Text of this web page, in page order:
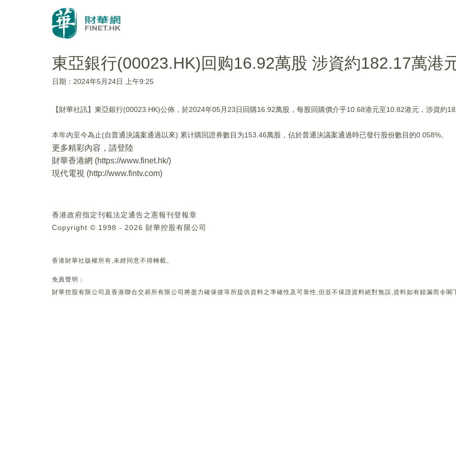
東亞銀行(00023.HK)回购16.92萬股 涉資約182.17萬港
日期：2024年5月24日 上午9:25
【財華社訊】東亞銀行(00023.HK)公佈，於2024年05月23日回購16.92萬股，每股回購價介乎10.68港元至10.82港元，涉資約
本年內至今為止(自普通決議案通過以來) 累计購回證券數目为153.46萬股，佔於普通決議案通過時已發行股份數目的0.058%。
更多精彩內容，請登陸
財華香港網 (https://www.finet.hk/)
現代電視 (http://www.fintv.com)
香港政府指定刊載法定通告之憲報刊登報章
Copyright © 1998 - 2026 財華控股有限公司
香港財華社版權所有,未經同意不得轉載。
免責聲明：
財華控股有限公司及香港聯合交易所有限公司將盡力確保彼等所提供資料之準確性及可靠性,但並不保證資料絕對無誤,資料如有錯漏而令閣